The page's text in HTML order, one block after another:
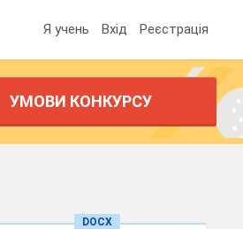
Я учень Вхід Реєстрація
УМОВИ КОНКУРСУ
DOCX